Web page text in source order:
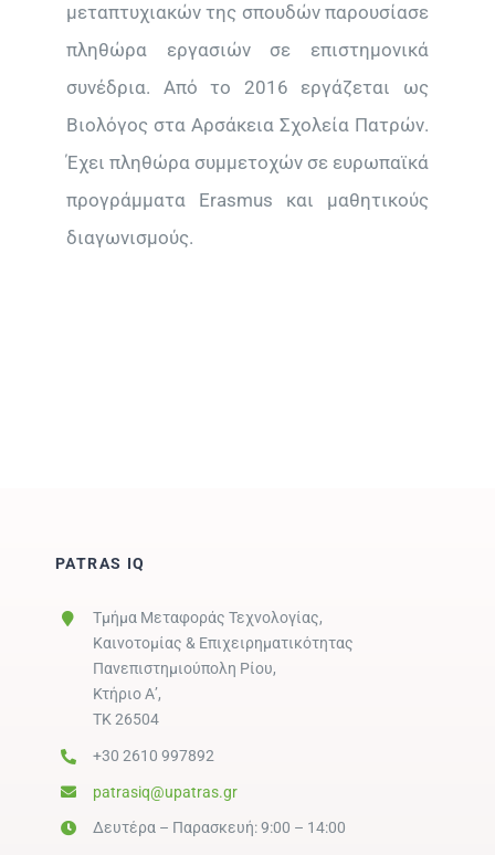
μεταπτυχιακών της σπουδών παρουσίασε
πληθώρα εργασιών σε επιστημονικά
συνέδρια. Από το 2016 εργάζεται ως
Βιολόγος στα Αρσάκεια Σχολεία Πατρών.
Έχει πληθώρα συμμετοχών σε ευρωπαϊκά
προγράμματα Erasmus και μαθητικούς
διαγωνισμούς.
PATRAS IQ
Τμήμα Μεταφοράς Τεχνολογίας,
Καινοτομίας & Επιχειρηματικότητας
Πανεπιστημιούπολη Ρίου,
Κτήριο Α’,
ΤΚ 26504
+30 2610 997892
patrasiq@upatras.gr
Δευτέρα – Παρασκευή: 9:00 – 14:00